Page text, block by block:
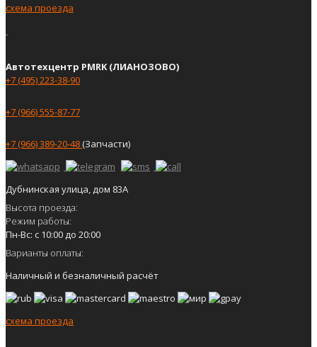
схема проезда
Автотехцентр PMRK (ЛИАНОЗОВО)
+7 (495) 223-38-90
+7 (966) 555-87-77
+7 (966) 389-20-48(Запчасти)
Дубнинская улица, дом 83А
Высота проезда:
Режим работы:
Пн-Вс: с 10:00 до 20:00
Варианты оплаты:
Наличный и безналичный расчёт
схема проезда